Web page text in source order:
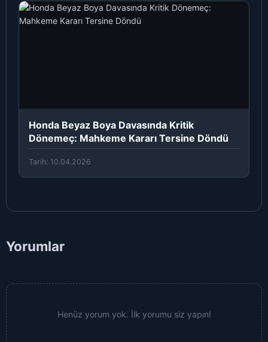
Honda Beyaz Boya Davasında Kritik
Dönemeç: Mahkeme Kararı Tersine Döndü
Tarih: 10.04.2026
Yorumlar
Henüz yorum yok. İlk yorumu siz yapın!